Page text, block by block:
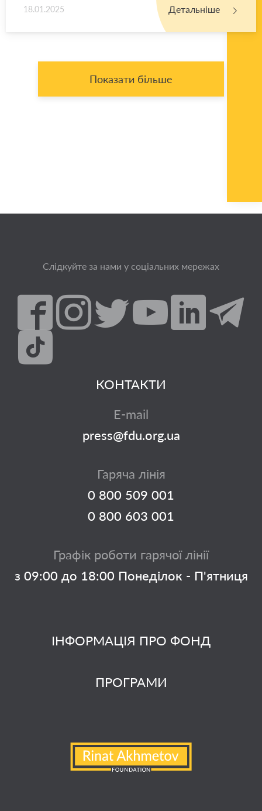
18.01.2025 Детальніше
Показати більше
Слідкуйте за нами у соціальних мережах
ІНФОРМАЦІЯ ПРО ФОНД
ПРОГРАМИ
КОНТАКТИ
E-mail
press@fdu.org.ua
Гаряча лінія
0 800 509 001
0 800 603 001
Графік роботи гарячої лінії
з 09:00 до 18:00 Понеділок - П'ятниця